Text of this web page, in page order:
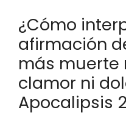
¿Cómo
afirmación
más muerte
clamor ni
Apocalipsis